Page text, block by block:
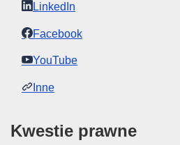
LinkedIn
Facebook
YouTube
Inne
Kwestie prawne